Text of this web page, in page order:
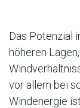
Das Potenzial
höheren
vor allem bei
Windenergie